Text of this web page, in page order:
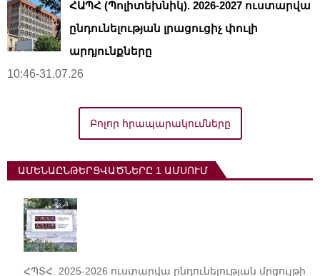
ՀԱՊՀ (Պոլիտեխնիկ). 2026-2027 ուստարվա
ընդունելության լրացուցիչ փուլի
արդյունքները
10:46-31.07.26
Բոլոր հրապարակումները
ԱՄԵՆԱԸՆԹԵՐՑՎԱԾՆԵՐԸ 1 ԱՄՍՈՒՄ
ՀՊՏՀ. 2025-2026 ուստարվա ընդունելության մրցույթի